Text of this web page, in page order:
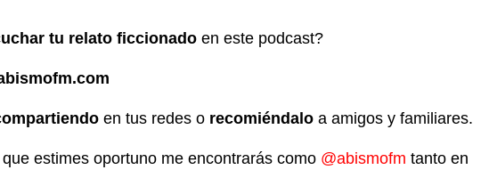
tu relato ficcionado en este podcast?
en tus redes o recomiéndalo a amigos y familiares.
estimes oportuno me encontrarás como @abismofm tanto en